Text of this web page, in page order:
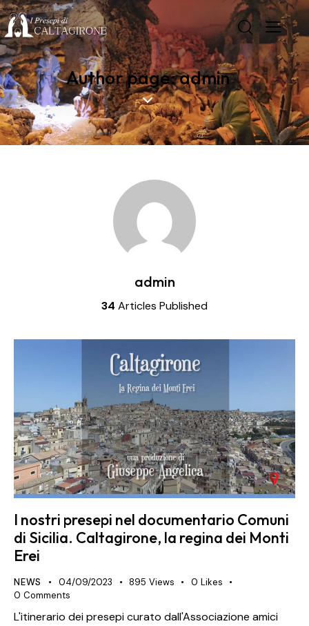
Author page: admin
admin
34 Articles Published
I nostri presepi nel documentario Comuni
di Sicilia. Caltagirone, la regina dei Monti
Erei
NEWS 04/09/2023 895 Views 0 Likes
0 Comments
L'itinerario dei presepi curato dall'Associazione amici